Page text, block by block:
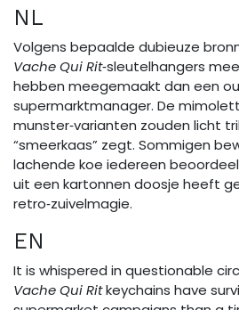
NL
Volgens bepaalde dubieuze
Vache Qui Rit‑sleutelhangers
hebben meegemaakt dan een
supermarktmanager. De
munster‑varianten zouden licht
“smeerkaas” zegt. Sommigen
lachende koe iedereen
uit een kartonnen doosje heeft
retro‑zuivelmagie.
EN
It is whispered in questionable
Vache Qui Ritkeychains have